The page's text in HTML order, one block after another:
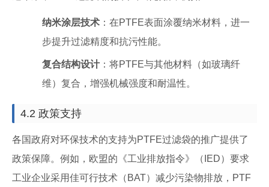
纳米涂层技术 ：在PTFE表面涂覆纳米材料，进一
步提升过滤精度和抗污性能。
复合结构设计：将PTFE与其他材料（如玻璃纤
维）复合，增强机械强度和耐温性。
4.2 政策支持
各国政府对环保技术的支持为PTFE过滤袋的推广提供了
政策保障。例如，欧盟的《工业排放指令》（IED）要求
工业企业采用佳可行技术（BAT）减少污染物排放，PTF